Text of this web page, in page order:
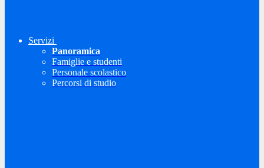
Servizi
Panoramica
Famiglie e studenti
Personale scolastico
Percorsi di studio